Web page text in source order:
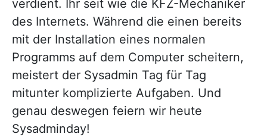
verdient. Ihr seit wie die KFZ-Mechaniker
des Internets. Während die einen bereits
mit der Installation eines normalen
Programms auf dem Computer scheitern,
meistert der Sysadmin Tag für Tag
mitunter komplizierte Aufgaben. Und
genau deswegen feiern wir heute
Sysadminday!